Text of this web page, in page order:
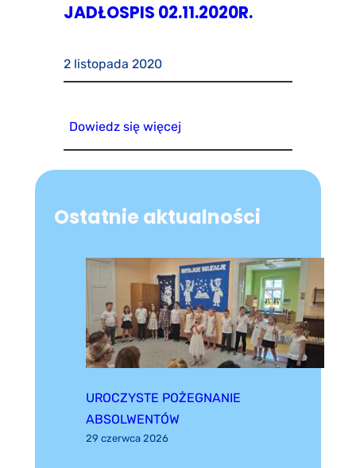
JADŁOSPIS 02.11.2020R.
2 listopada 2020
Dowiedz się więcej
Ostatnie aktualności
UROCZYSTE POŻEGNANIE
ABSOLWENTÓW
29 czerwca 2026